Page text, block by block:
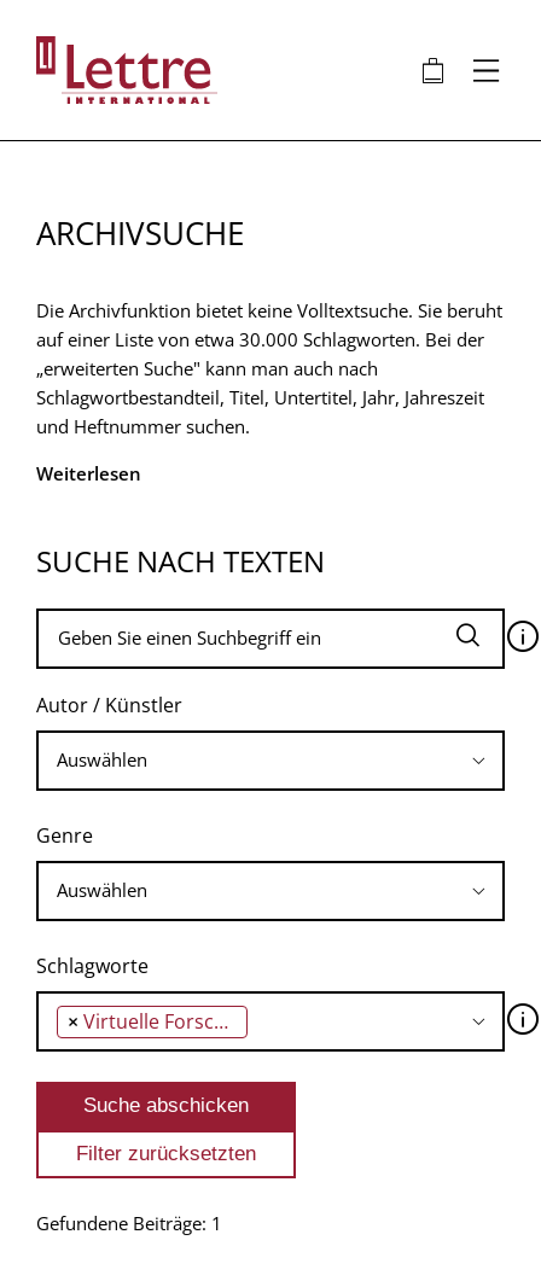
Inhalt
🛍 ⋮
ARCHIVSUCHE
Die Archivfunktion bietet keine Volltextsuche. Sie beruht
auf einer Liste von etwa 30.000 Schlagworten. Bei der
„erweiterten Suche" kann man auch nach
Schlagwortbestandteil, Titel, Untertitel, Jahr, Jahreszeit
und Heftnummer suchen.
Weiterlesen
SUCHE NACH TEXTEN
🛈
Autor / Künstler
Genre
Schlagworte
× Virtuelle Forschungsumgebung 🛈
Gefundene Beiträge: 1